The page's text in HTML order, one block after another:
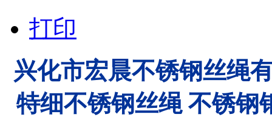
打印
兴化市宏晨不锈钢丝绳
特细不锈钢丝绳 不锈钢